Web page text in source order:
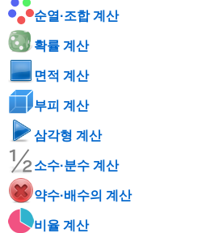
순열·조합 계산
확률 계산
면적 계산
부피 계산
삼각형 계산
소수·분수 계산
약수·배수의 계산
비율 계산